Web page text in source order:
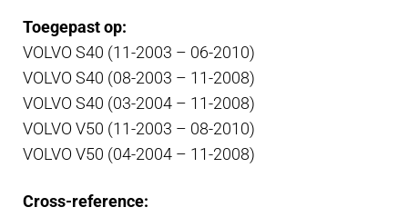
Toegepast op:
VOLVO S40 (11-2003 – 06-2010)
VOLVO S40 (08-2003 – 11-2008)
VOLVO S40 (03-2004 – 11-2008)
VOLVO V50 (11-2003 – 08-2010)
VOLVO V50 (04-2004 – 11-2008)
Cross-reference: